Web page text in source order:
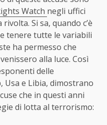
Watch negli uffici
Si sa, quando c’è
tenere tutte le variabili
ha permesso che
alla luce. Così
delle
Usa e Libia, dimostrano
che in questi anni
di lotta al terrorismo: